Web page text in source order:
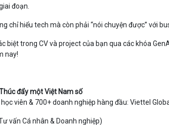
đoạn.
chỉ hiểu tech mà còn phải “nói chuyện được” với
biệt trong CV và project của bạn qua các khóa
nay!
đẩy một Việt Nam số
viên & 700+ doanh nghiệp hàng đầu: Viettel
vấn Cá nhân & Doanh nghiệp)